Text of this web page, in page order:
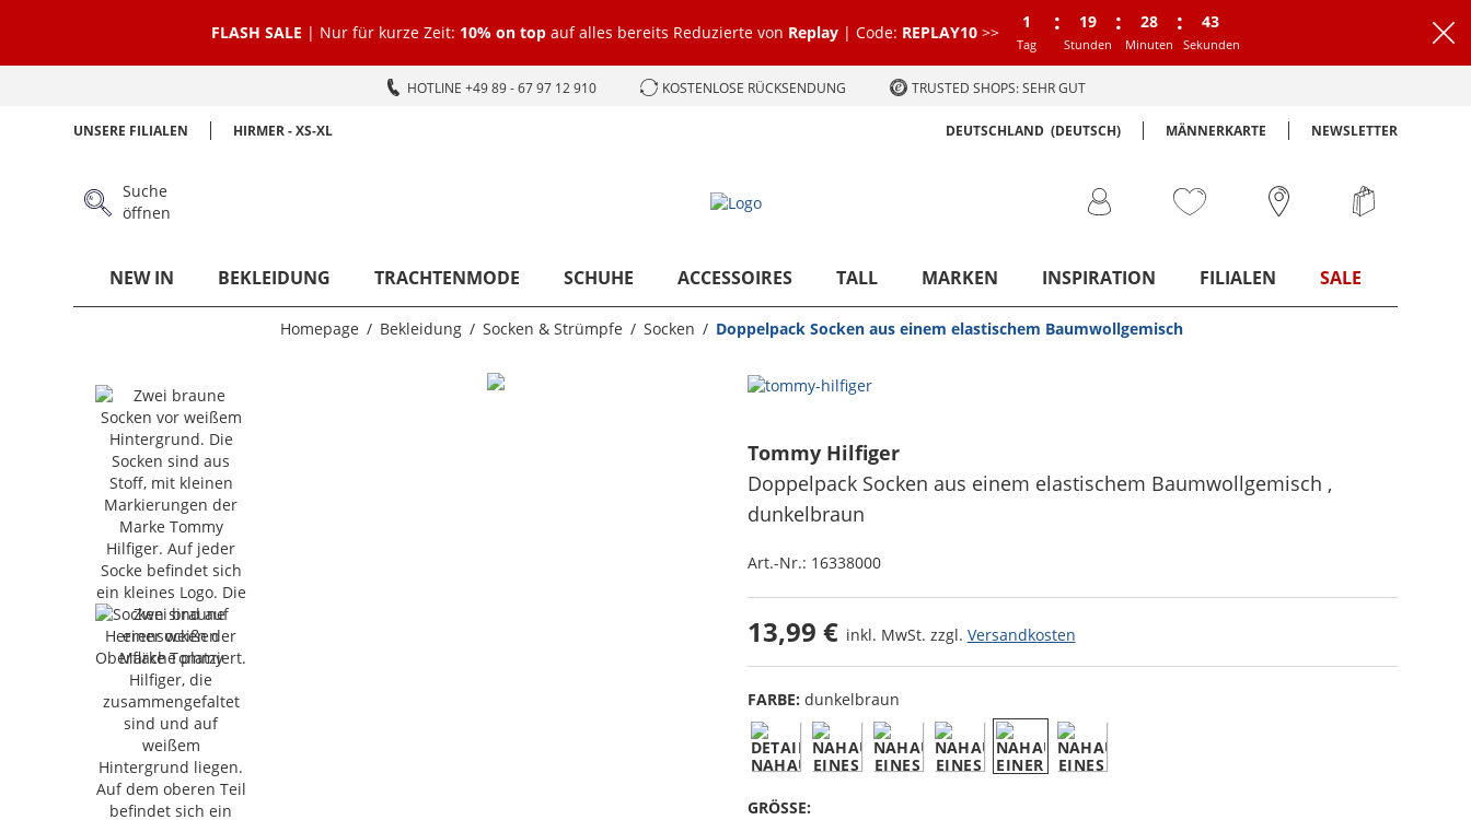
FLASH SALE | Nur für kurze Zeit: 10% on top auf alles bereits Reduzierte von Replay | Code: REPLAY10 >>
1
Tag
: 19
Stunden
: 28
Minuten
: 42
Sekunden
HOTLINE +49 89 - 67 97 12 910 KOSTENLOSE RÜCKSENDUNG TRUSTED SHOPS: SEHR GUT
UNSERE FILIALEN HIRMER - XS-XL DEUTSCHLAND (DEUTSCH) MÄNNERKARTE NEWSLETTER
Suche
öffnen
NEW IN BEKLEIDUNG TRACHTENMODE SCHUHE ACCESSOIRES TALL MARKEN INSPIRATION FILIALEN SALE
Homepage Bekleidung Socken & Strümpfe Socken Doppelpack Socken aus einem elastischem Baumwollgemisch
Tommy Hilfiger
Doppelpack Socken aus einem elastischem Baumwollgemisch ,
dunkelbraun
Art.-Nr.: 16338000
13,99 € inkl. MwSt. zzgl. Versandkosten
FARBE: dunkelbraun
GRÖSSE: